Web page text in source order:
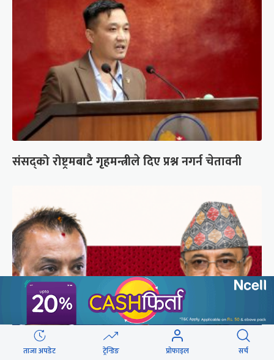
संसद्को रोष्ट्रमबाटै गृहमन्त्रीले दिए प्रश्न नगर्न चेतावनी
कांग्रेसको आधिकारिकता विवादमा सर्वोच्चले सुरुदेखि
ताजा अपडेट ट्रेन्डिङ प्रोफाइल सर्च